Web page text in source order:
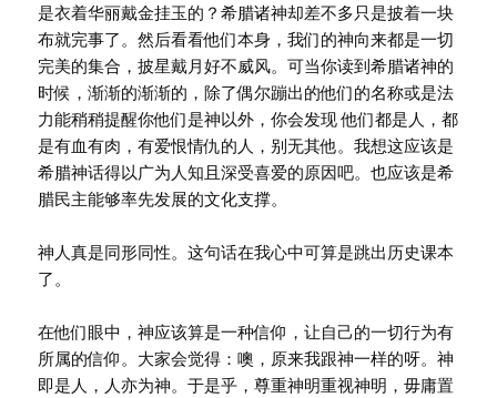
是衣着华丽戴金挂玉的？希腊诸神却差不多只是披着一块
布就完事了。然后看看他们本身，我们的神向来都是一切
完美的集合，披星戴月好不威风。可当你读到希腊诸神的
时候，渐渐的渐渐的，除了偶尔蹦出的他们的名称或是法
力能稍稍提醒你他们是神以外，你会发现 他们都是人，都
是有血有肉，有爱恨情仇的人，别无其他。我想这应该是
希腊神话得以广为人知且深受喜爱的原因吧。也应该是希
腊民主能够率先发展的文化支撑。
神人真是同形同性。这句话在我心中可算是跳出历史课本
了。
在他们眼中，神应该算是一种信仰，让自己的一切行为有
所属的信仰。大家会觉得：噢，原来我跟神一样的呀。神
即是人，人亦为神。于是乎，尊重神明重视神明，毋庸置